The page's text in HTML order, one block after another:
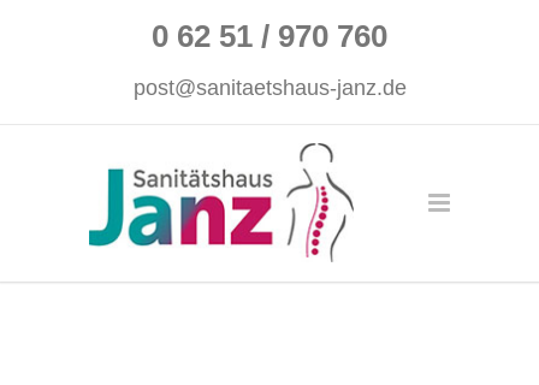
0 62 51 / 970 760
post@sanitaetshaus-janz.de